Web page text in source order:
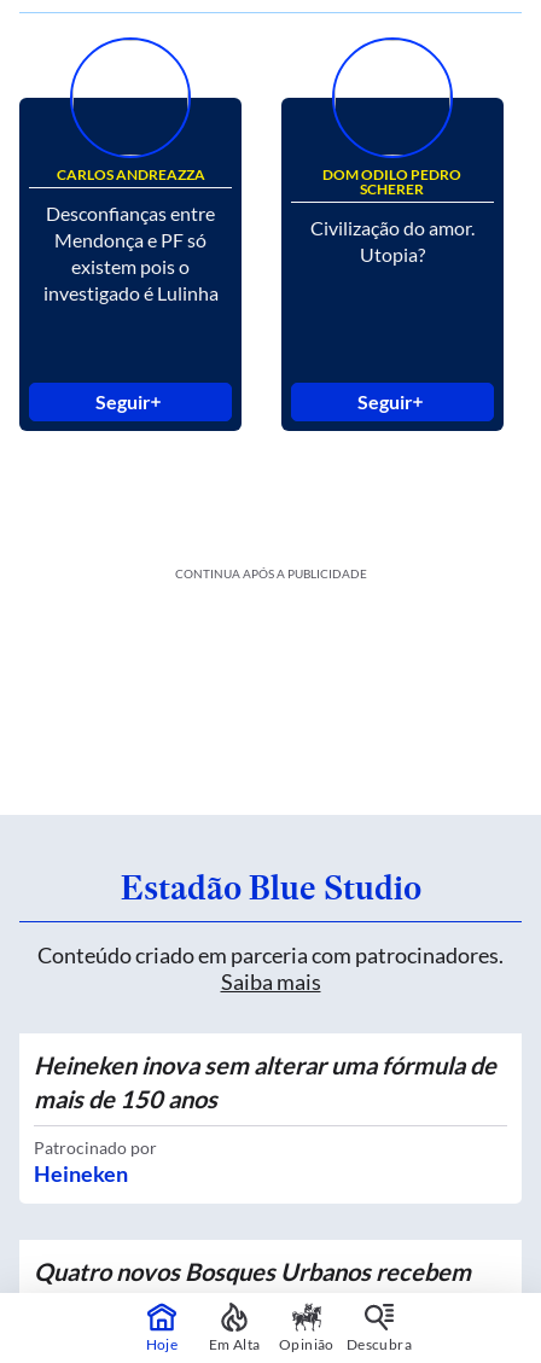
CARLOS ANDREAZZA
Desconfianças entre
Mendonça e PF só
existem pois o
investigado é Lulinha
Seguir
DOM ODILO PEDRO
SCHERER
Civilização do amor.
Utopia?
Seguir
CONTINUA APÓS A PUBLICIDADE
Estadão Blue Studio
Conteúdo criado em parceria com patrocinadores.
Saiba mais
Heineken inova sem alterar uma fórmula de
mais de 150 anos
Patrocinado por
Heineken
Quatro novos Bosques Urbanos recebem
mais de 4 mil mudas no Centro
Em parceria comHoje Em Alta Opinião Descubra